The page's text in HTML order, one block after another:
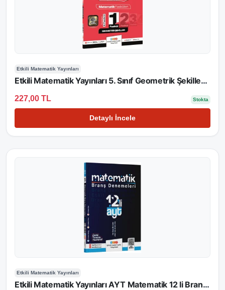
Etkili Matematik Yayınları
Etkili Matematik Yayınları 5. Sınıf Geometrik Şekiller Fark Yaratan Fasikül 1
227,00 TL Stokta
Detaylı İncele
Etkili Matematik Yayınları
Etkili Matematik Yayınları AYT Matematik 12 li Branş Denemeleri